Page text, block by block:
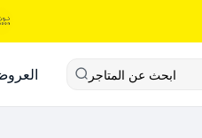
ابحث عن المتاجر